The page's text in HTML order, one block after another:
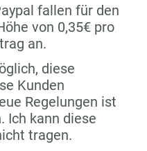
fallen für den
von 0,35€ pro
an.
diese
Kunden
Regelungen ist
Ich kann diese
tragen.